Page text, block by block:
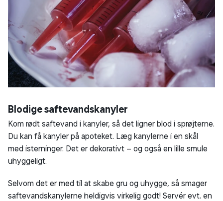
Blodige saftevandskanyler
Kom rødt saftevand i kanyler, så det ligner blod i sprøjterne.
Du kan få kanyler på apoteket. Læg kanylerne i en skål
med isterninger. Det er dekorativt – og også en lille smule
uhyggeligt.
Selvom det er med til at skabe gru og uhygge, så smager
saftevandskanylerne heldigvis virkelig godt! Servér evt. en